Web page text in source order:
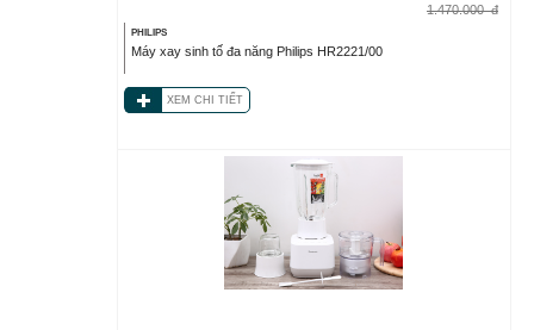
1.470.000 đ
PHILIPS
Máy xay sinh tố đa năng Philips HR2221/00
XEM CHI TIẾT